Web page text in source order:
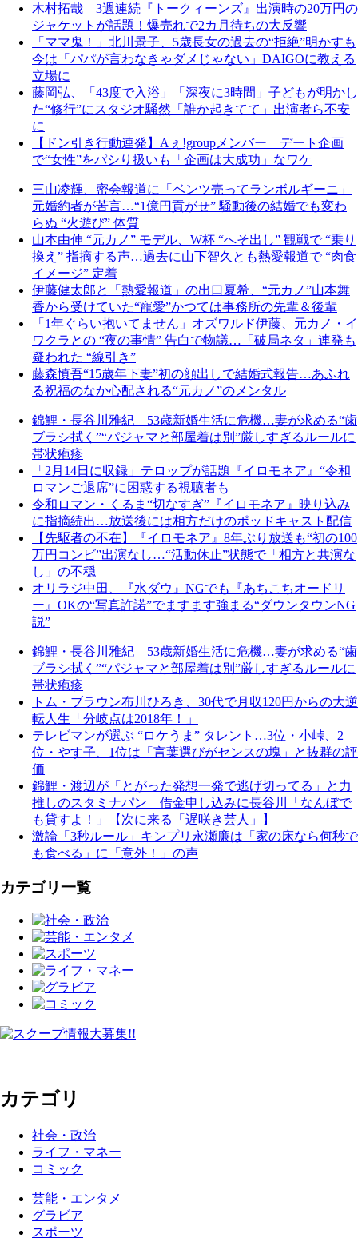
木村拓哉 3週連続『トークィーンズ』出演時の20万円の
ジャケットが話題！爆売れで2カ月待ちの大反響
「ママ鬼！」北川景子、5歳長女の過去の“拒絶”明かすも
今は「パパが言わなきゃダメじゃない」DAIGOに教える
立場に
藤岡弘、「43度で入浴」「深夜に3時間」子どもが明かし
た“修行”にスタジオ騒然「誰か起きてて」出演者ら不安
に
【ドン引き行動連発】Aぇ!groupメンバー デート企画
で“女性”をパシり扱いも「企画は大成功」なワケ
三山凌輝、密会報道に「ベンツ売ってランボルギーニ」
元婚約者が苦言…“1億円貢がせ” 騒動後の結婚でも変わ
らぬ “火遊び” 体質
山本由伸 “元カノ” モデル、W杯 “へそ出し” 観戦で “乗り
換え” 指摘する声…過去に山下智久とも熱愛報道で “肉食
イメージ” 定着
伊藤健太郎と「熱愛報道」の出口夏希、“元カノ”山本舞
香から受けていた“寵愛”かつては事務所の先輩＆後輩
「1年ぐらい抱いてません」オズワルド伊藤、元カノ・イ
ワクラとの “夜の事情” 告白で物議…「破局ネタ」連発も
疑われた “線引き”
藤森慎吾“15歳年下妻”初の顔出しで結婚式報告…あふれ
る祝福のなか心配される“元カノ”のメンタル
錦鯉・長谷川雅紀 53歳新婚生活に危機…妻が求める“歯
ブラシ拭く”“パジャマと部屋着は別”厳しすぎるルールに
帯状疱疹
「2月14日に収録」テロップが話題『イロモネア』“令和
ロマンご退席”に困惑する視聴者も
令和ロマン・くるま“切なすぎ”『イロモネア』映り込み
に指摘続出…放送後には相方だけのポッドキャスト配信
【先駆者の不在】『イロモネア』8年ぶり放送も“初の100
万円コンビ”出演なし…“活動休止”状態で「相方と共演な
し」の不穏
オリラジ中田、『水ダウ』NGでも『あちこちオードリ
ー』OKの“写真許諾”でますます強まる“ダウンタウンNG
説”
錦鯉・長谷川雅紀 53歳新婚生活に危機…妻が求める“歯
ブラシ拭く”“パジャマと部屋着は別”厳しすぎるルールに
帯状疱疹
トム・ブラウン布川ひろき、30代で月収120円からの大逆
転人生「分岐点は2018年！」
テレビマンが選ぶ “ロケうま” タレント…3位・小峠、2
位・やす子、1位は「言葉選びがセンスの塊」と抜群の評
価
錦鯉・渡辺が「とがった発想一発で逃げ切ってる」と力
推しのスタミナパン 借金申し込みに長谷川「なんぼで
も貸すよ！」【次に来る「遅咲き芸人」】
激論「3秒ルール」キンプリ永瀬廉は「家の床なら何秒で
も食べる」に「意外！」の声
カテゴリ一覧
カテゴリ
社会・政治
ライフ・マネー
コミック
芸能・エンタメ
グラビア
スポーツ